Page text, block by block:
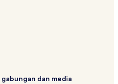
dan media